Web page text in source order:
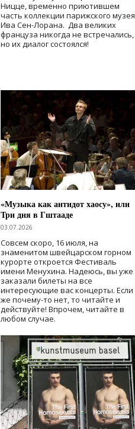
Ницце, временно приютившем
часть коллекции парижского музея
Ива Сен-Лорана. Два великих
француза никогда не встречались,
но их диалог состоялся!
«Музыка как антидот хаосу», или
Три дня в Гштааде
03.07.2026
Совсем скоро, 16 июля, на
знаменитом швейцарском горном
курорте откроется Фестиваль
имени Менухина. Надеюсь, вы уже
заказали билеты на все
интересующие вас концерты. Если
же почему-то нет, то читайте и
действуйте! Впрочем, читайте в
любом случае.